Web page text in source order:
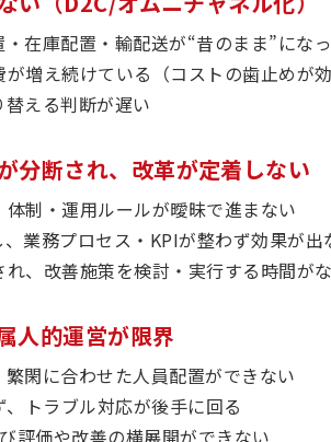
在庫配置・輸配送が“昔のまま”にな
増え続けている（コストの歯止めが効
える判断が遅い
分断され、改革が定着しない
制・運用ルールが曖昧で進まない
業務プロセス・KPIが整わず効果が出
、改善施策を検討・実行する時間が
人的運営が限界
閑に合わせた人員配置ができない
トラブル対応が後手に回る
評価や改善の横展開ができない